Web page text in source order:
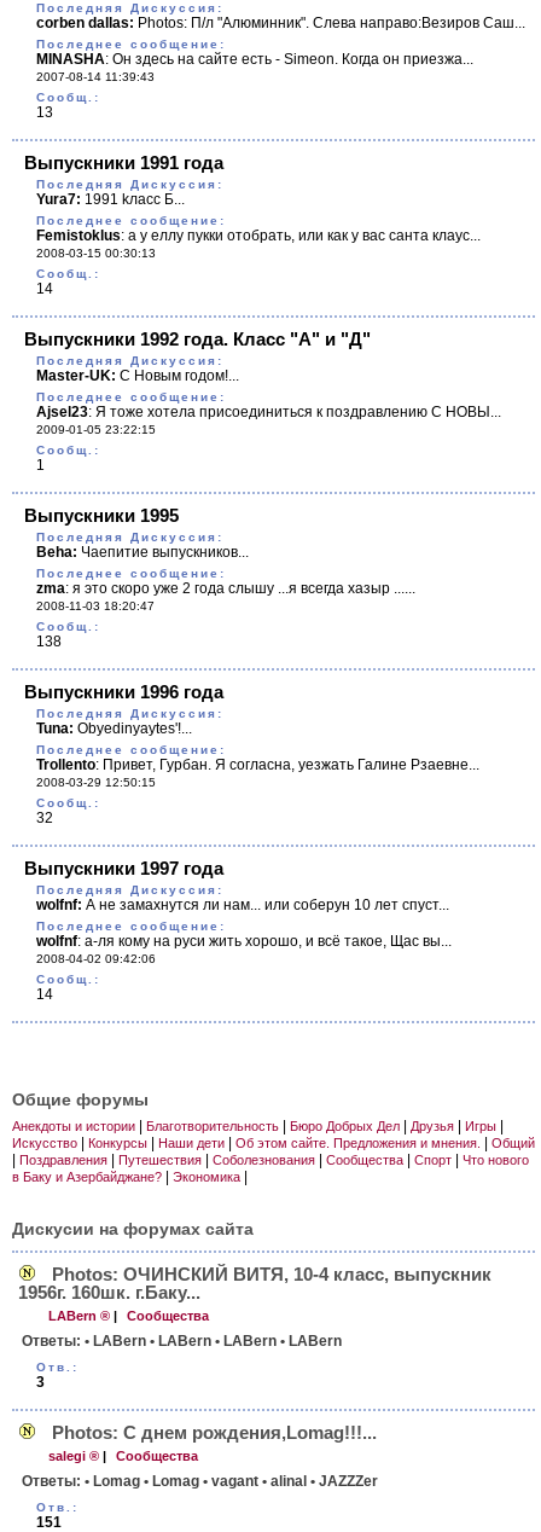
Последняя Дискуссия:
corben dallas: Photos: П/л "Алюминник". Слева направо:Везиров Саш...
Последнее сообщение:
MINASHA: Он здесь на сайте есть - Simeon. Когда он приезжа...
2007-08-14 11:39:43
Cообщ.:
13
Выпускники 1991 года
Последняя Дискуссия:
Yura7: 1991 kласс Б...
Последнее сообщение:
Femistoklus: а у еллу пукки отобрать, или как у вас санта клаус...
2008-03-15 00:30:13
Cообщ.:
14
Выпускники 1992 года. Класс "А" и "Д"
Последняя Дискуссия:
Master-UK: С Новым годом!...
Последнее сообщение:
Ajsel23: Я тоже хотела присоединиться к поздравлению С НОВЫ...
2009-01-05 23:22:15
Cообщ.:
1
Выпускники 1995
Последняя Дискуссия:
Beha: Чаепитие выпускников...
Последнее сообщение:
zma: я это скоро уже 2 года слышу ...я всегда хазыр ......
2008-11-03 18:20:47
Cообщ.:
138
Выпускники 1996 года
Последняя Дискуссия:
Tuna: Obyedinyaytes'!...
Последнее сообщение:
Trollento: Привет, Гурбан. Я согласна, уезжать Галине Рзаевне...
2008-03-29 12:50:15
Cообщ.:
32
Выпускники 1997 года
Последняя Дискуссия:
wolfnf: А не замахнутся ли нам... или соберун 10 лет спуст...
Последнее сообщение:
wolfnf: а-ля кому на руси жить хорошо, и всё такое, Щас вы...
2008-04-02 09:42:06
Cообщ.:
14
Общие форумы
Анекдоты и истории Благотворительность Бюро Добрых Дел Друзья Игры
Искусство Конкурсы Наши дети Об этом сайте. Предложения и мнения. Общий
Поздравления Путешествия Соболезнования Сообщества Спорт
Что нового
в Баку и Азербайджане?
Экономика
Дискусии на форумах сайта
Photos: ОЧИНСКИЙ ВИТЯ, 10-4 класс, выпускник
1956г. 160шк. г.Баку...
LABern ® | Сообщества
Ответы: • LABern • LABern • LABern • LABern
Отв.:
3
Photos: С днем рождения,Lomag!!!...
salegi ® | Сообщества
Ответы: • Lomag • Lomag • vagant • alinal • JAZZZer
Отв.:
151